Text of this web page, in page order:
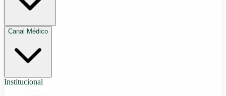
Canal Médico
Institucional